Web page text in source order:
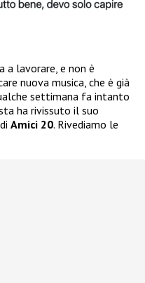
a lavorare, e non è
nuova musica, che è già
settimana fa intanto
ha rivissuto il suo
Amici 20. Rivediamo le